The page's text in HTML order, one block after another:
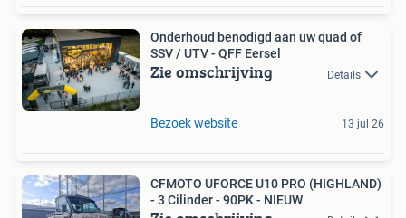
Onderhoud benodigd aan uw quad of
SSV / UTV - QFF Eersel
Zie omschrijving Details
Bezoek website 13 jul 26
CFMOTO UFORCE U10 PRO (HIGHLAND)
- 3 Cilinder - 90PK - NIEUW